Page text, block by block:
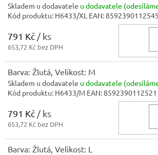
Skladem u dodavatele u dodavatele
Kód produktu: H6433/XL EAN:8592390112545
791 Kč / ks
653,72 Kč bez DPH
Barva: Žlutá, Velikost: M
Skladem u dodavatele u dodavatele
Kód produktu: H6433/M EAN:8592390112521
791 Kč / ks
653,72 Kč bez DPH
Barva: Žlutá, Velikost: L